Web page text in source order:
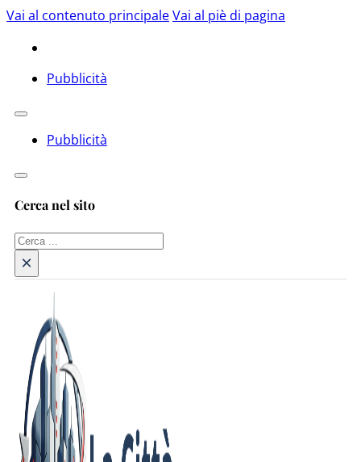
Vai al contenuto principaleVai al piè di pagina
Pubblicità
Pubblicità
Cerca nel sito
Cerca
×